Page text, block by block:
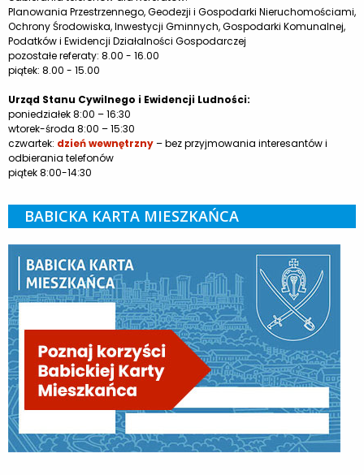
Planowania Przestrzennego, Geodezji i Gospodarki Nieruchomościami,
Ochrony Środowiska, Inwestycji Gminnych, Gospodarki Komunalnej,
Podatków i Ewidencji Działalności Gospodarczej
pozostałe referaty: 8.00 - 16.00
piątek: 8.00 - 15.00
Urząd Stanu Cywilnego i Ewidencji Ludności:
poniedziałek 8:00 – 16:30
wtorek-środa 8:00 – 15:30
czwartek: dzień wewnętrzny– bez przyjmowania interesantów i
odbierania telefonów
piątek 8:00-14:30
BABICKA KARTA MIESZKAŃCA